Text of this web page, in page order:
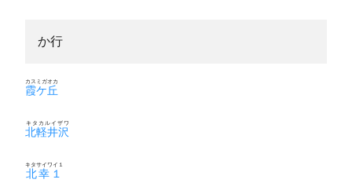
か行
霞ケ丘
カスミガオカ
北軽井沢
キタカルイザワ
北幸１
キタサイワイ１